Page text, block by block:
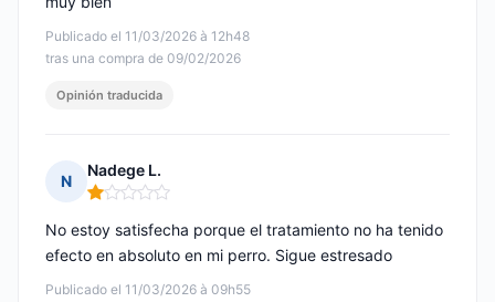
Publicado el 11/03/2026 à 12h48
tras una compra de 09/02/2026
Opinión traducida
N
Nadege L.
Nota: 1 de 5
Publicado el 11/03/2026 à 09h55
No estoy satisfecha porque el tratamiento no ha tenido
efecto en absoluto en mi perro. Sigue estresado